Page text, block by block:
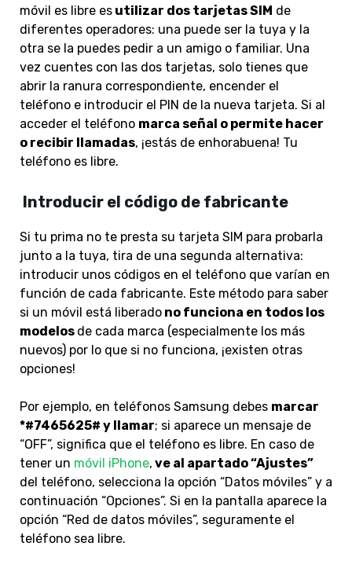
móvil es libre es utilizar dos tarjetas SIM de
diferentes operadores: una puede ser la tuya y la
otra se la puedes pedir a un amigo o familiar. Una
vez cuentes con las dos tarjetas, solo tienes que
abrir la ranura correspondiente, encender el
teléfono e introducir el PIN de la nueva tarjeta. Si al
acceder el teléfono marca señal o permite hacer
o recibir llamadas, ¡estás de enhorabuena! Tu
teléfono es libre.
Introducir el código de fabricante
Si tu prima no te presta su tarjeta SIM para probarla
junto a la tuya, tira de una segunda alternativa:
introducir unos códigos en el teléfono que varían en
función de cada fabricante. Este método para saber
si un móvil está liberado no funciona en todos los
modelos de cada marca (especialmente los más
nuevos) por lo que si no funciona, ¡existen otras
opciones!
Por ejemplo, en teléfonos Samsung debes marcar
*#7465625# y llamar; si aparece un mensaje de
“OFF”, significa que el teléfono es libre. En caso de
tener un móvil iPhone, ve al apartado “Ajustes”
del teléfono, selecciona la opción “Datos móviles” y a
continuación “Opciones”. Si en la pantalla aparece la
opción “Red de datos móviles”, seguramente el
teléfono sea libre.